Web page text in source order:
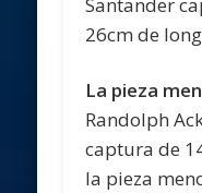
Santander
26cm de
La pieza
Randolph
captura de
la pieza